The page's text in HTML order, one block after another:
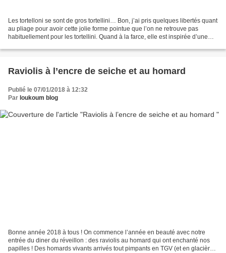
Les tortelloni se sont de gros tortellini… Bon, j’ai pris quelques libertés quant
au pliage pour avoir cette jolie forme pointue que l’on ne retrouve pas
habituellement pour les tortellini. Quand à la farce, elle est inspirée d’une
Raviolis à l’encre de seiche et au homard
Publié le 07/01/2018 à 12:32
Par loukoum blog
Bonne année 2018 à tous ! On commence l’année en beauté avec notre
entrée du diner du réveillon : des raviolis au homard qui ont enchanté nos
papilles ! Des homards vivants arrivés tout pimpants en TGV (et en glacière)